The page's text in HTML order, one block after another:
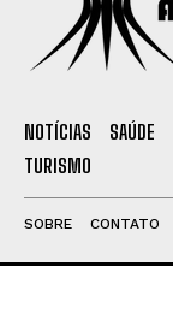
NOTÍCIAS SAÚDE
TURISMO
SOBRE CONTATO